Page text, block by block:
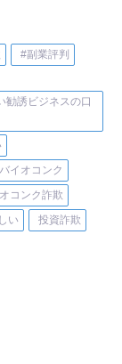
#副業評判
勧誘ビジネスの口
バイオコンク
コンク詐欺
い
投資詐欺